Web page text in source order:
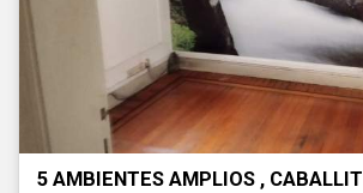
5 AMBIENTES AMPLIOS ,